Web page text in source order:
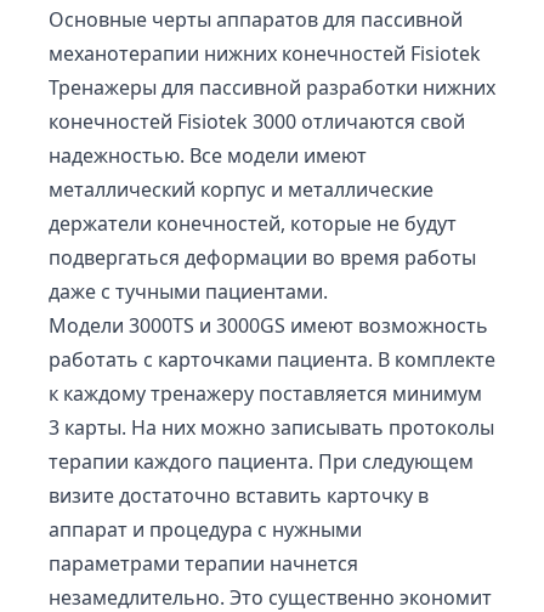
Основные черты аппаратов для пассивной
механотерапии нижних конечностей Fisiotek
Тренажеры для пассивной разработки нижних
конечностей Fisiotek 3000 отличаются свой
надежностью. Все модели имеют
металлический корпус и металлические
держатели конечностей, которые не будут
подвергаться деформации во время работы
даже с тучными пациентами.
Модели 3000TS и 3000GS имеют возможность
работать с карточками пациента. В комплекте
к каждому тренажеру поставляется минимум
3 карты. На них можно записывать протоколы
терапии каждого пациента. При следующем
визите достаточно вставить карточку в
аппарат и процедура с нужными
параметрами терапии начнется
незамедлительно. Это существенно экономит